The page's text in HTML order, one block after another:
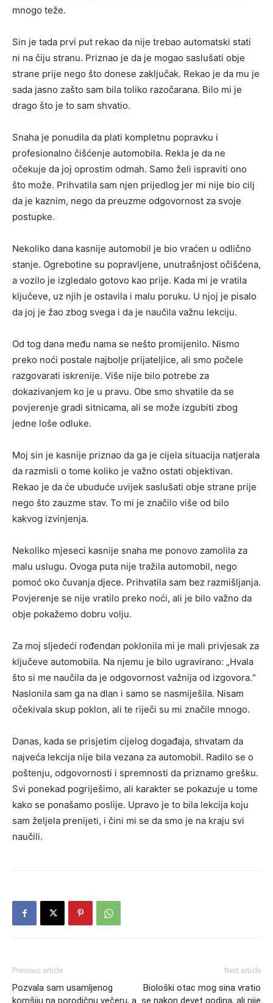
mnogo teže.
Sin je tada prvi put rekao da nije trebao automatski stati
ni na čiju stranu. Priznao je da je mogao saslušati obje
strane prije nego što donese zaključak. Rekao je da mu je
sada jasno zašto sam bila toliko razočarana. Bilo mi je
drago što je to sam shvatio.
Snaha je ponudila da plati kompletnu popravku i
profesionalno čišćenje automobila. Rekla je da ne
očekuje da joj oprostim odmah. Samo želi ispraviti ono
što može. Prihvatila sam njen prijedlog jer mi nije bio cilj
da je kaznim, nego da preuzme odgovornost za svoje
postupke.
Nekoliko dana kasnije automobil je bio vraćen u odlično
stanje. Ogrebotine su popravljene, unutrašnjost očišćena,
a vozilo je izgledalo gotovo kao prije. Kada mi je vratila
ključeve, uz njih je ostavila i malu poruku. U njoj je pisalo
da joj je žao zbog svega i da je naučila važnu lekciju.
Od tog dana među nama se nešto promijenilo. Nismo
preko noći postale najbolje prijateljice, ali smo počele
razgovarati iskrenije. Više nije bilo potrebe za
dokazivanjem ko je u pravu. Obe smo shvatile da se
povjerenje gradi sitnicama, ali se može izgubiti zbog
jedne loše odluke.
Moj sin je kasnije priznao da ga je cijela situacija natjerala
da razmisli o tome koliko je važno ostati objektivan.
Rekao je da će ubuduće uvijek saslušati obje strane prije
nego što zauzme stav. To mi je značilo više od bilo
kakvog izvinjenja.
Nekoliko mjeseci kasnije snaha me ponovo zamolila za
malu uslugu. Ovoga puta nije tražila automobil, nego
pomoć oko čuvanja djece. Prihvatila sam bez razmišljanja.
Povjerenje se nije vratilo preko noći, ali je bilo važno da
obje pokažemo dobru volju.
Za moj sljedeći rođendan poklonila mi je mali privjesak za
ključeve automobila. Na njemu je bilo ugravirano: „Hvala
što si me naučila da je odgovornost važnija od izgovora.“
Naslonila sam ga na dlan i samo se nasmiješila. Nisam
očekivala skup poklon, ali te riječi su mi značile mnogo.
Danas, kada se prisjetim cijelog događaja, shvatam da
najveća lekcija nije bila vezana za automobil. Radilo se o
poštenju, odgovornosti i spremnosti da priznamo grešku.
Svi ponekad pogriješimo, ali karakter se pokazuje u tome
kako se ponašamo poslije. Upravo je to bila lekcija koju
sam željela prenijeti, i čini mi se da smo je na kraju svi
naučili.
Previous article
Pozvala sam usamljenog
komšiju na porodičnu večeru, a
Next article
Biološki otac mog sina vratio
se nakon devet godina, ali nije